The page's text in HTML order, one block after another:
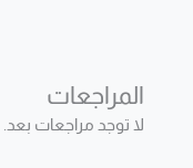
المراجعات
لا توجد مراجعات بعد.